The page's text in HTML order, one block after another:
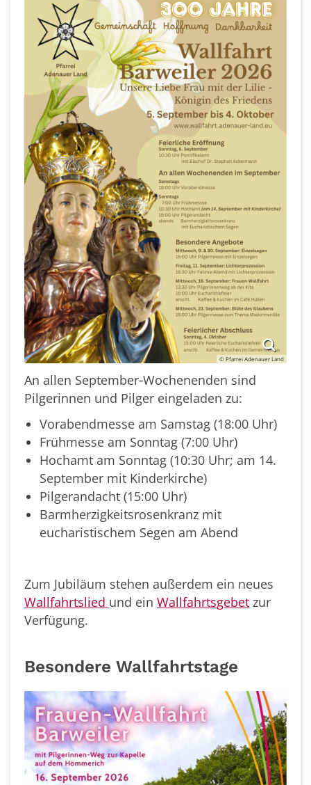
© Pfarrei Adenauer Land
An allen September‑Wochenenden sind
Pilgerinnen und Pilger eingeladen zu:
Vorabendmesse am Samstag (18:00 Uhr)
Frühmesse am Sonntag (7:00 Uhr)
Hochamt am Sonntag (10:30 Uhr; am 14.
September mit Kinderkirche)
Pilgerandacht (15:00 Uhr)
Barmherzigkeitsrosenkranz mit
eucharistischem Segen am Abend
Zum Jubiläum stehen außerdem ein neues
Wallfahrtslied und ein Wallfahrtsgebet zur
Verfügung.
Besondere Wallfahrtstage